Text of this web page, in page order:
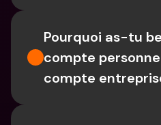
Pourquoi as-tu
compte
compte